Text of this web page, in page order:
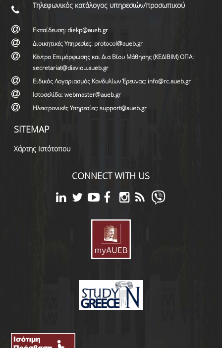
Τηλεφωνικός κατάλογος υπηρεσιών/προσωπικού
Εκπαίδευση: diekp@aueb.gr
Διοικητικές Υπηρεσίες: protocol@aueb.gr
Κέντρο Επιμόρφωσης και Δια Βίου Μάθησης (ΚΕΔΙΒΙΜ) ΟΠΑ:
secretariat@diaviou.aueb.gr
Ειδικός Λογαριασμός Κονδυλίων Έρευνας: info@rc.aueb.gr
Ιστοσελίδα: webmaster@aueb.gr
Ηλεκτρονικές Υπηρεσίες: support@aueb.gr
SITEMAP
Χάρτης Ιστότοπου
CONNECT WITH US